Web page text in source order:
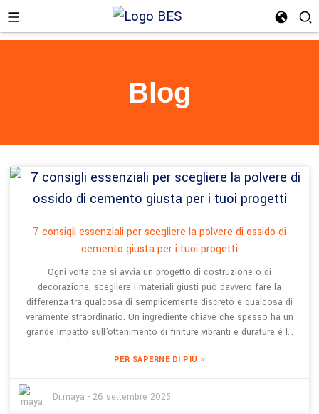
Blog
7 consigli essenziali per scegliere la polvere di ossido di
cemento giusta per i tuoi progetti
Ogni volta che si avvia un progetto di costruzione o di
decorazione, scegliere i materiali giusti può davvero fare la
differenza tra qualcosa di semplicemente discreto e qualcosa di
veramente straordinario. Un ingrediente chiave che spesso ha un
grande impatto sull'ottenimento di finiture vibranti e durature è la
Development Co., Ltd., operiamo dal 2008, concentrandoci su
colorato e il calcestruzzo con timbro artistico colorato. Siamo
un'azienda high-tech dedicata all'offerta di materiali decorativi in ​​
PER SAPERNE DI PIÙ »
Di:maya - 26 settembre 2025